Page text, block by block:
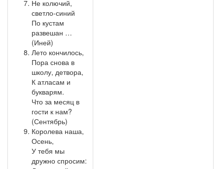
Не колючий,
светло-синий
По кустам
развешан …
(Иней)
Лето кончилось,
Пора снова в
школу, детвора,
К атласам и
букварям.
Что за месяц в
гости к нам?
(Сентябрь)
Королева наша,
Осень,
У тебя мы
дружно спросим: